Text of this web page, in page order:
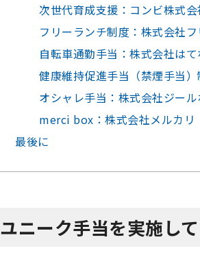
次世代育成支援：コンビ株式会
フリーランチ制度：株式会社
自転車通勤手当：株式会社はて
健康維持促進手当（禁煙手当
オシャレ手当：株式会社ジー
merci box：株式会社メルカリ
最後に
ユニーク手当を実施し